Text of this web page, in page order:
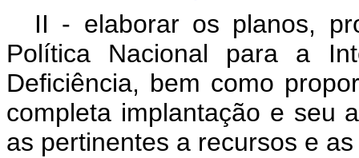
II - elaborar os planos,
Política Nacional para a
Deficiência, bem como
completa implantação e seu
as pertinentes a recursos e